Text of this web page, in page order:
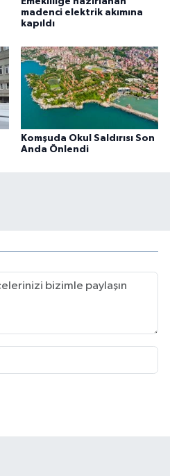
madenci elektrik akımına
kapıldı
Komşuda Okul Saldırısı Son
Anda Önlendi